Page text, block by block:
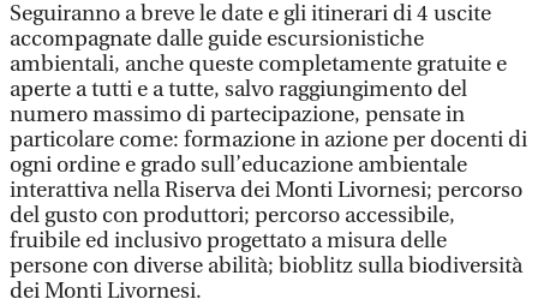
Seguiranno a breve le date e gli itinerari di 4 uscite
accompagnate dalle guide escursionistiche
ambientali, anche queste completamente gratuite e
aperte a tutti e a tutte, salvo raggiungimento del
numero massimo di partecipazione, pensate in
particolare come: formazione in azione per docenti di
ogni ordine e grado sull’educazione ambientale
interattiva nella Riserva dei Monti Livornesi; percorso
del gusto con produttori; percorso accessibile,
fruibile ed inclusivo progettato a misura delle
persone con diverse abilità; bioblitz sulla biodiversità
dei Monti Livornesi.